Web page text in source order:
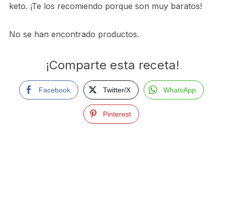
keto. ¡Te los recomiendo porque son muy baratos!
No se han encontrado productos.
¡Comparte esta receta!
Facebook Twitter/X WhatsApp
Pinterest